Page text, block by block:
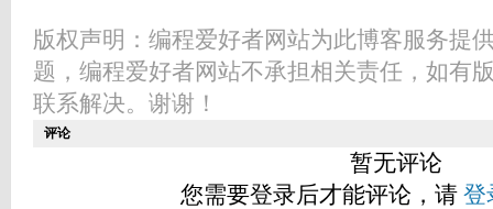
版权声明：编程爱好者网站为此博客服务提
题，编程爱好者网站不承担相关责任，如有
联系解决。谢谢！
评论
暂无评论
您需要登录后才能评论，请 登